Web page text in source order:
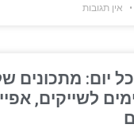
אין תגובות
יום: מתכונים
לשייקים,